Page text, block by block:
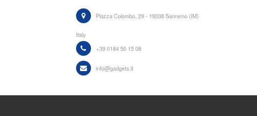
Piazza Colombo, 29 - 18038 Sanremo (IM)
Italy
+39 0184 50 15 08
info@gadgets.it